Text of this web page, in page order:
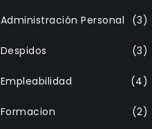
Administración Personal (3)
Despidos (3)
Empleabilidad (4)
Formacion (2)